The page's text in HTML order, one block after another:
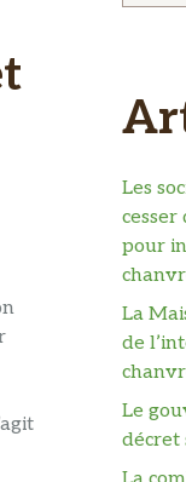
Les
cesser
pour
La
de
Le
décret